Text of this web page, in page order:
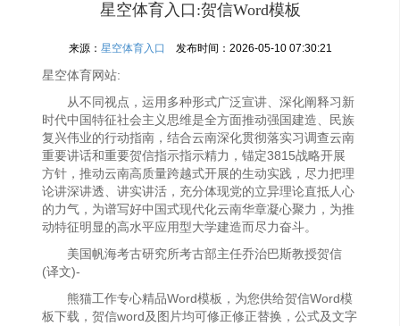
星空体育入口:贺信Word模板
来源： 星空体育入口 发布时间：2026-05-10 07:30:21
星空体育网站:
从不同视点，运用多种形式广泛宣讲、深化阐释习新
时代中国特征社会主义思维是全方面推动强国建造、民族
复兴伟业的行动指南，结合云南深化贯彻落实习调查云南
重要讲话和重要贺信指示指示精力，锚定3815战略开展
方针，推动云南高质量跨越式开展的生动实践，尽力把理
论讲深讲透、讲实讲活，充分体现党的立异理论直抵人心
的力气，为谱写好中国式现代化云南华章凝心聚力，为推
动特征明显的高水平应用型大学建造而尽力奋斗。
美国帆海考古研究所考古部主任乔治巴斯教授贺信
(译文)-
熊猫工作专心精品Word模板，为您供给贺信Word模
板下载，贺信word及图片均可修正修正替换，公式及文字